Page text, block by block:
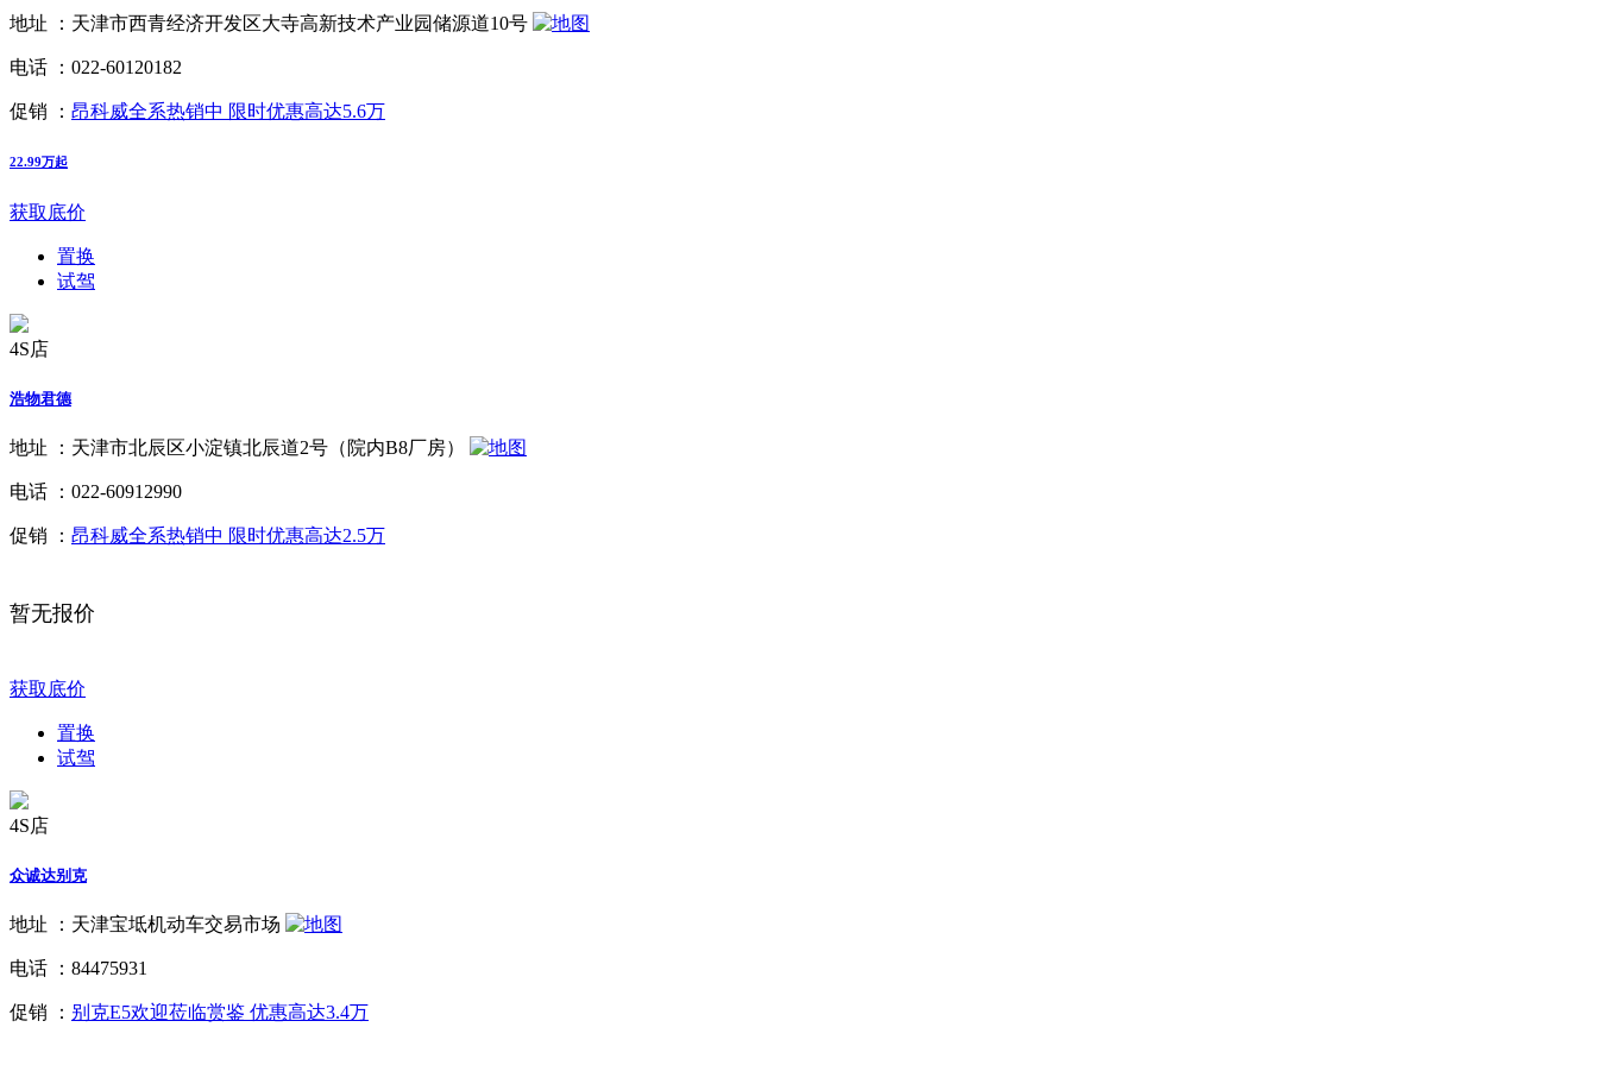
地址 ： 天津市西青经济开发区大寺高新技术产业园储源道10号
电话 ： 022-60120182
促销 ： 昂科威全系热销中 限时优惠高达5.6万
22.99万起
获取底价
置换
试驾
4S店
浩物君德
地址 ： 天津市北辰区小淀镇北辰道2号（院内B8厂房）
电话 ： 022-60912990
促销 ： 昂科威全系热销中 限时优惠高达2.5万
暂无报价
获取底价
置换
试驾
4S店
众诚达别克
地址 ： 天津宝坻机动车交易市场
电话 ： 84475931
促销 ： 别克E5欢迎莅临赏鉴 优惠高达3.4万